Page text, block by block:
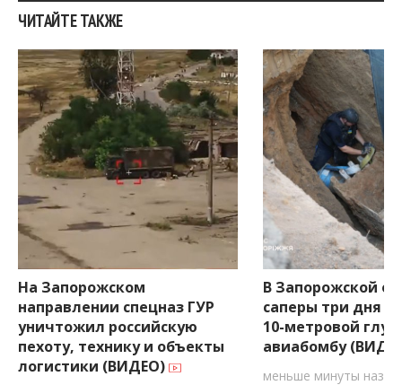
ЧИТАЙТЕ ТАКЖЕ
На Запорожском
направлении спецназ ГУР
уничтожил российскую
пехоту, технику и объекты
логистики (ВИДЕО)
В Запорожской
саперы три дня
10-метровой
авиабомбу
меньше минуты назад